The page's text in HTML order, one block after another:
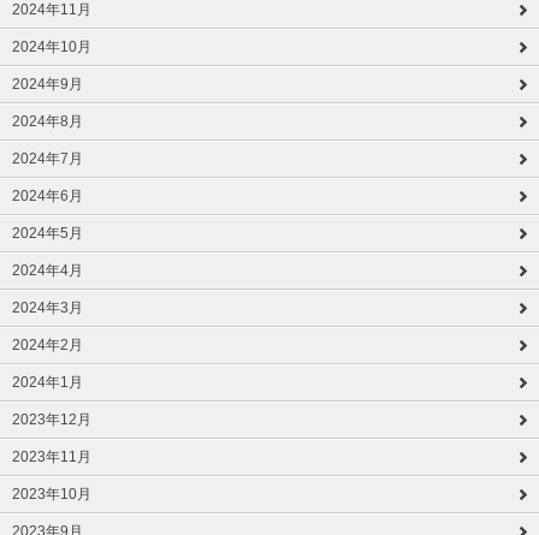
2024年11月
2024年10月
2024年9月
2024年8月
2024年7月
2024年6月
2024年5月
2024年4月
2024年3月
2024年2月
2024年1月
2023年12月
2023年11月
2023年10月